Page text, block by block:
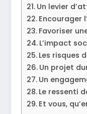
Un levier
Encourager
Favoriser
L’impact
Les risques
Un projet
Un
Le ressenti
Et vous,